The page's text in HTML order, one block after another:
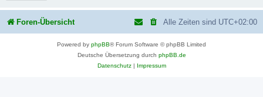
Foren-Übersicht Alle Zeiten sind UTC+02:00
Powered by phpBB® Forum Software © phpBB Limited
Deutsche Übersetzung durch phpBB.de
Datenschutz| Impressum